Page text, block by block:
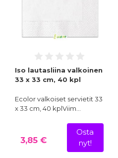
Iso lautasliina valkoinen
33 x 33 cm, 40 kpl
Ecolor valkoiset servietit 33
x 33 cm, 40 kplViim…
3,85 €
Osta
nyt!